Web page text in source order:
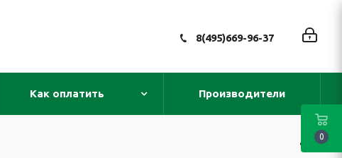
8(495)669-96-37
Как оплатить Производители
0